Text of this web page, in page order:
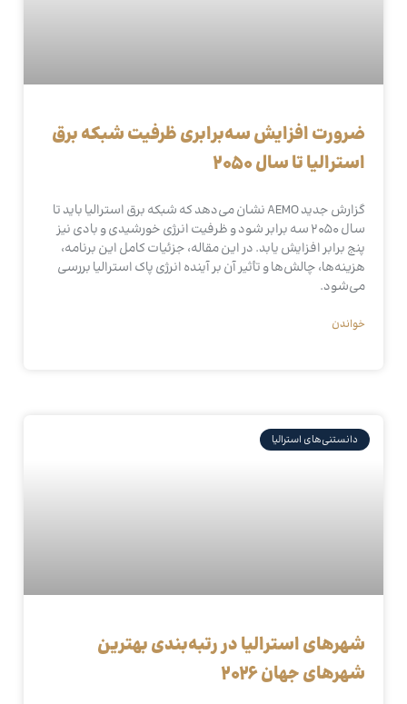
ضرورت افزایش سه‌برابری ظرفیت شبکه برق
استرالیا تا سال ۲۰۵۰
گزارش جدید AEMO نشان می‌دهد که شبکه برق استرالیا باید تا
سال ۲۰۵۰ سه برابر شود و ظرفیت انرژی خورشیدی و بادی نیز
پنج برابر افزایش یابد. در این مقاله، جزئیات کامل این برنامه،
هزینه‌ها، چالش‌ها و تأثیر آن بر آینده انرژی پاک استرالیا بررسی
می‌شود.
خواندن
دانستنی‌های استرالیا
شهرهای استرالیا در رتبه‌بندی بهترین
شهرهای جهان ۲۰۲۶